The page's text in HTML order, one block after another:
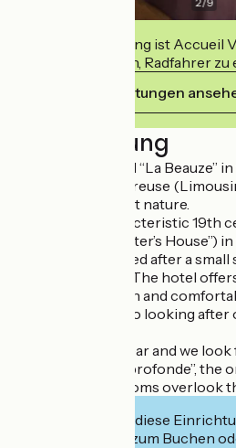
Diese Einrichtung ist Accueil
verpflichtet sich, Radfahrer zu
Ihre Verpflichtungen
Beschreibung
Welcome to Hotel “La Beauze”
France. Here, in Creuse
space and unspoilt nature.
Our hotel, a characteristic 19th
Maître” (“The Master’s
Aubusson, is named after a
behind the hotel. The hotel
rooms are modern and
deal of attention to looking after
We are open all year and we
you in “la France profonde”,
France. All our rooms overlook
Interessiert Sie diese
deren Website zum Buchen